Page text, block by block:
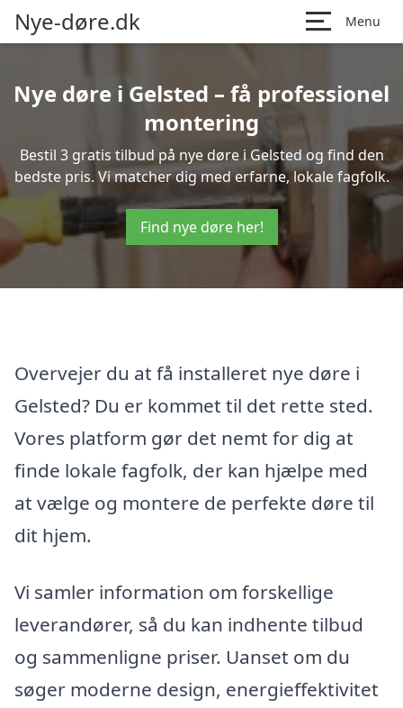
Nye-døre.dk Menu
Nye døre i Gelsted – få professionel
montering
Bestil 3 gratis tilbud på nye døre i Gelsted og find den
bedste pris. Vi matcher dig med erfarne, lokale fagfolk.
Find nye døre her!
Overvejer du at få installeret nye døre i
Gelsted? Du er kommet til det rette sted.
Vores platform gør det nemt for dig at
finde lokale fagfolk, der kan hjælpe med
at vælge og montere de perfekte døre til
dit hjem.
Vi samler information om forskellige
leverandører, så du kan indhente tilbud
og sammenligne priser. Uanset om du
søger moderne design, energieffektivitet